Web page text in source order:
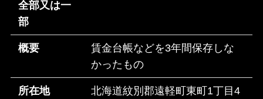
全部又は一
部
概要
賃金台帳などを3年間保存しな
かったもの
所在地
北海道紋別郡遠軽町東町1丁目4